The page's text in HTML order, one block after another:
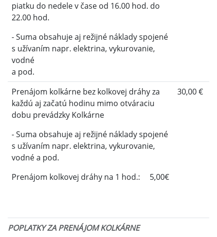
POPLATKY ZA PRENÁJOM KOLKÁRNE
piatku do nedele v čase od 16.00 hod. do
22.00 hod.
- Suma obsahuje aj režijné náklady spojené
s užívaním napr. elektrina, vykurovanie,
vodné
a pod.
Prenájom kolkárne bez kolkovej dráhy za
každú aj začatú hodinu mimo otváraciu
dobu prevádzky Kolkárne
- Suma obsahuje aj režijné náklady spojené
s užívaním napr. elektrina, vykurovanie,
vodné a pod.
Prenájom kolkovej dráhy na 1 hod.: 5,00€
30,00 €